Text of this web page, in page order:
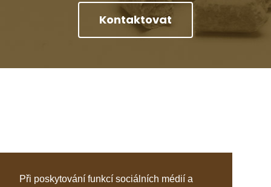
Při poskytování funkcí sociálních médií a
Kontaktovat